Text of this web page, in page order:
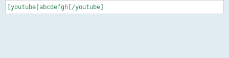
[youtube]abcdefgh[/youtube]